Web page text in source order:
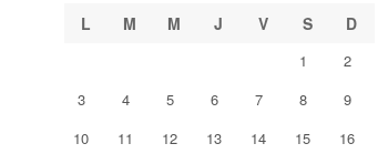
L
M M J V S D
1
2
3
4 5 6 7 8
9
10
11 12 13 14 15
16